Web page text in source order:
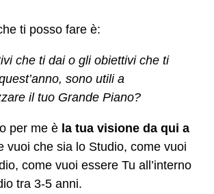
ti posso fare è:
che ti dai o gli obiettivi che ti
sono utili a
il tuo Grande Piano?
per me è la tua visione da qui a
vuoi che sia lo Studio, come vuoi
come vuoi essere Tu all’interno
tra 3-5 anni.